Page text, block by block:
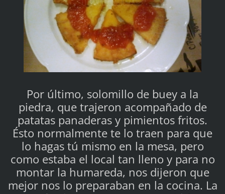
Por último, solomillo de buey a la
piedra, que trajeron acompañado de
patatas panaderas y pimientos fritos.
Ésto normalmente te lo traen para que
lo hagas tú mismo en la mesa, pero
como estaba el local tan lleno y para no
montar la humareda, nos dijeron que
mejor nos lo preparaban en la cocina. La